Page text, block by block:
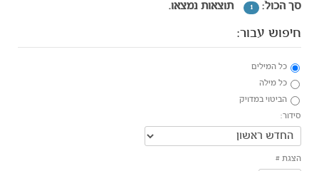
סך הכול: 1 תוצאות נמצאו.
חיפוש עבור:
כל המילים
כל מילה
הביטוי במדויק
סידור:
הצגת #